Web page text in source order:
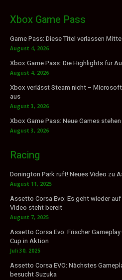
Xbox Game Pass
Game Pass: Diese Titel verlassen
August 4, 2026
Xbox Game Pass: Die Highlights für
August 4, 2026
Xbox verlässt Steam nicht –
aus
August 3, 2026
Xbox Game Pass: Neue Games
August 3, 2026
Racing
Donington Park ruft! Neues Video zu
August 11, 2025
Assetto Corsa Evo: Es geht wieder
Video steht bereit
August 7, 2025
Assetto Corsa Evo: Frischer
Cup in Aktion
Juli 30, 2025
Assetto Corsa EVO: Nächstes
besucht Suzuka